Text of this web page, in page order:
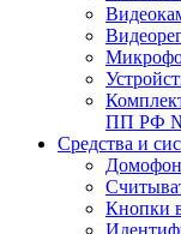
ПП РФ
Средства и
Кнопки